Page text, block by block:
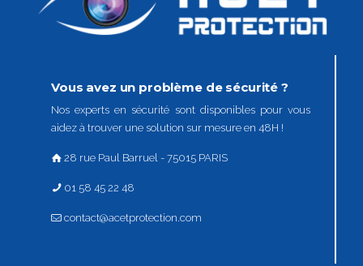
Vous avez un problème de sécurité ?
Nos experts en sécurité sont disponibles pour vous
aidez à trouver une solution sur mesure en 48H !
28 rue Paul Barruel - 75015 PARIS
01 58 45 22 48
contact@acetprotection.com